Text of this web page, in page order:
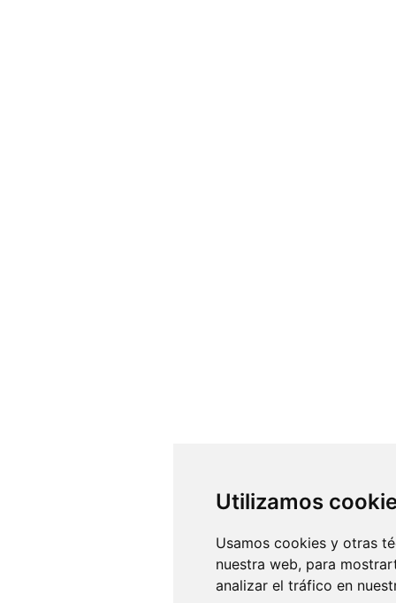
Utilizamos
Usamos cookies y otras
nuestra web, para
analizar el tráfico en